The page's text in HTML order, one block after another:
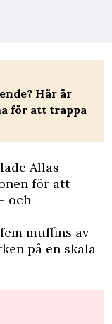
Här är
för att trappa
Allas
för att
och
muffins av
på en skala